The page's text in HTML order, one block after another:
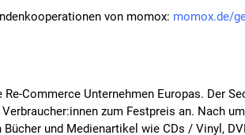
von momox: momox.de/
Commerce Unternehmen Europas. Der
zum Festpreis an. Nach
und Medienartikel wie CDs / Vinyl,